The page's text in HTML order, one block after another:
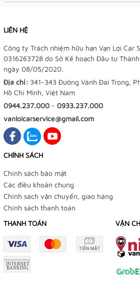
LIÊN HỆ
Công ty Trách nhiệm hữu hạn Vạn Lợi Car
0316263728 do Sở Kế hoạch Đầu tư
ngày 08/05/2020.
Địa chỉ: 341-343 Đường Vành Đai Trong,
Hồ Chí Minh, Việt Nam
0944.237.000 - 0933.237.000
vanloicarservice@gmail.com
CHÍNH SÁCH
Chính sách bảo mật
Các điều khoản chung
Chính sách vận chuyển, giao hàng
Chính sách thanh toán
THANH TOÁN
VẬN